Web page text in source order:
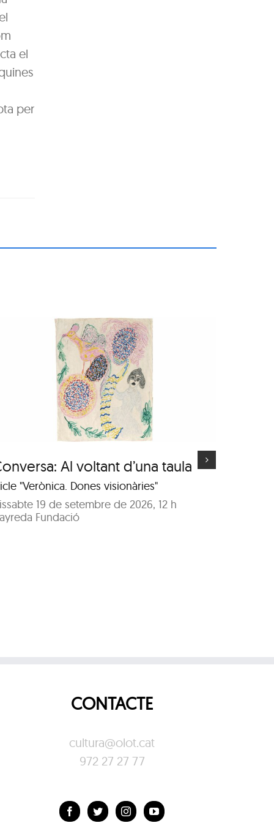
el
per
Al voltant d’una taula
"Verònica. Dones visionàries"
19 de setembre de 2026, 12 h
Fundació
Visita guiada a
l’exposició “Deus”
d’Isabel Banal
CONTACTE
cultura@olot.cat
972 27 27 77